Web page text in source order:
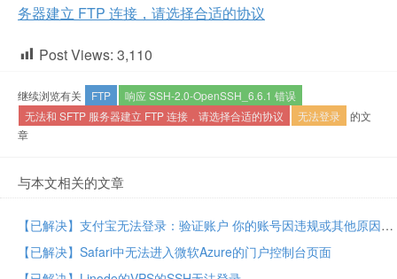
务器建立 FTP 连接，请选择合适的协议
Post Views: 3,110
继续浏览有关 FTP
响应 SSH-2.0-OpenSSH_6.6.1 错误
无法和 SFTP 服务器建立 FTP 连接，请选择合适的协议
无法登录
的文
章
与本文相关的文章
【已解决】支付宝无法登录：验证账户 你的账号因违规或其他原因被限制，请根据提示恢复
【已解决】Safari中无法进入微软Azure的门户控制台页面